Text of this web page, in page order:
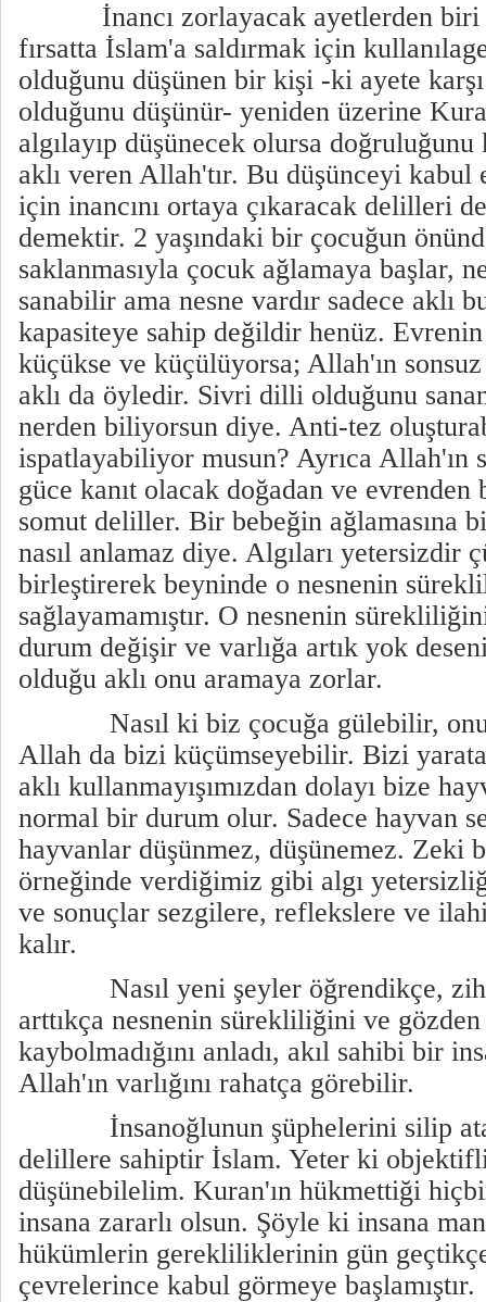
İnancı zorlayacak ayetlerden biri
fırsatta İslam'a saldırmak için
olduğunu düşünen bir kişi -ki ayete
olduğunu düşünür- yeniden üzerine
algılayıp düşünecek olursa
aklı veren Allah'tır. Bu düşünceyi kabul
için inancını ortaya çıkaracak delilleri
demektir. 2 yaşındaki bir çocuğun
saklanmasıyla çocuk ağlamaya başlar,
sanabilir ama nesne vardır sadece aklı
kapasiteye sahip değildir henüz. Evrenin
küçükse ve küçülüyorsa; Allah'ın sonsuz
aklı da öyledir. Sivri dilli olduğunu
nerden biliyorsun diye. Anti-tez
ispatlayabiliyor musun? Ayrıca Allah'ın
güce kanıt olacak doğadan ve evrenden
somut deliller. Bir bebeğin ağlamasına
nasıl anlamaz diye. Algıları yetersizdir
birleştirerek beyninde o nesnenin
sağlayamamıştır. O nesnenin
durum değişir ve varlığa artık yok
olduğu aklı onu aramaya zorlar.
Nasıl ki biz çocuğa gülebilir, onu
Allah da bizi küçümseyebilir. Bizi
aklı kullanmayışımızdan dolayı bize
normal bir durum olur. Sadece hayvan
hayvanlar düşünmez, düşünemez. Zeki
örneğinde verdiğimiz gibi algı
ve sonuçlar sezgilere, reflekslere ve ilahi
kalır.
Nasıl yeni şeyler öğrendikçe,
arttıkça nesnenin sürekliliğini ve
kaybolmadığını anladı, akıl sahibi bir
Allah'ın varlığını rahatça görebilir.
İnsanoğlunun şüphelerini silip
delillere sahiptir İslam. Yeter ki
düşünebilelim. Kuran'ın hükmettiği
insana zararlı olsun. Şöyle ki insana
hükümlerin gerekliliklerinin gün
çevrelerince kabul görmeye başlamıştır.